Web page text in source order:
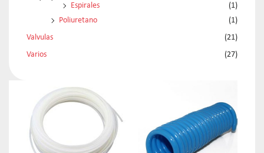
Espirales
(1)
Poliuretano
(1)
Valvulas
(21)
Varios
(27)